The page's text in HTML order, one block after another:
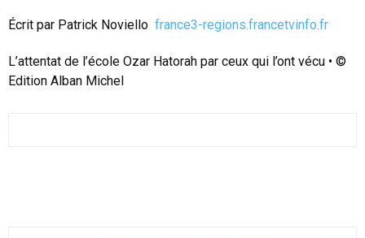
Écrit par Patrick Noviello france3-regions.francetvinfo.fr
L’attentat de l’école Ozar Hatorah par ceux qui l’ont vécu • ©
Edition Alban Michel